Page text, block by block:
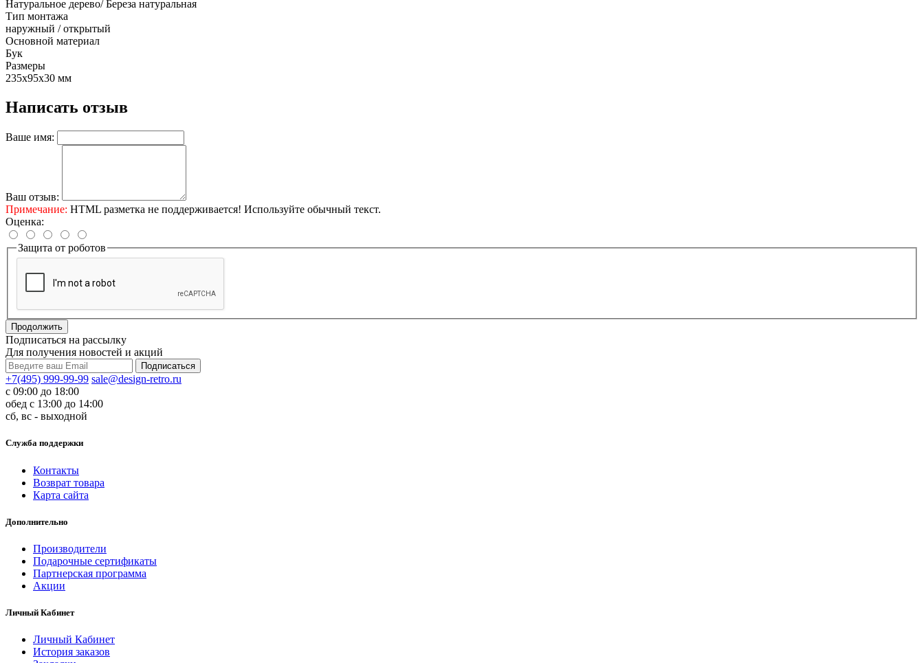
Натуральное дерево/ Береза натуральная
Тип монтажа
наружный / открытый
Основной материал
Бук
Размеры
235х95х30 мм
Написать отзыв
Ваше имя:
Ваш отзыв:
Примечание: HTML разметка не поддерживается! Используйте обычный текст.
Оценка:
Защита от роботов
Продолжить
Подписаться на рассылку
Для получения новостей и акций
+7(495) 999-99-99 sale@design-retro.ru
с 09:00 до 18:00
обед с 13:00 до 14:00
сб, вс - выходной
Служба поддержки
Контакты
Возврат товара
Карта сайта
Дополнительно
Производители
Подарочные сертификаты
Партнерская программа
Акции
Личный Кабинет
Личный Кабинет
История заказов